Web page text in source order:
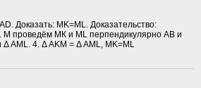
Доказать: MK=ML. Доказательство:
М проведём МК и ML перпендикулярно AB и
AML. 4. Δ AKM = Δ AML, MK=ML